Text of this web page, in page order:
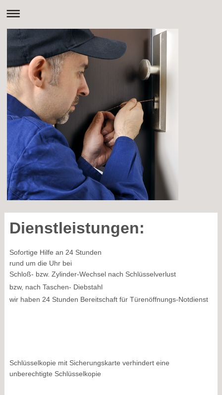
Dienstleistungen:
Sofortige Hilfe an 24 Stunden
rund um die Uhr bei
Schloß- bzw. Zylinder-Wechsel nach Schlüsselverlust
bzw, nach Taschen- Diebstahl
wir haben 24 Stunden Bereitschaft für Türenöffnungs-Notdienst
Schlüsselkopie mit Sicherungskarte verhindert eine
unberechtigte Schlüsselkopie